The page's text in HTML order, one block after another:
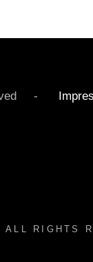
-
ALL RIGHTS